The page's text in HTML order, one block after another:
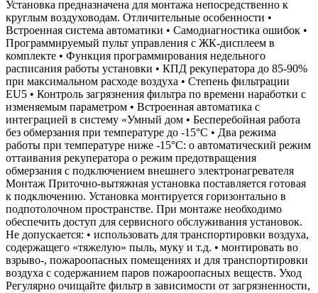
Установка предназначена для монтажа непосредственно к
круглым воздуховодам. Отличительные особенности •
Встроенная система автоматики • Самодиагностика ошибок •
Программируемый пульт управления с ЖК-дисплеем в
комплекте • Функция программирования недельного
расписания работы установки • КПД рекуператора до 85-90%
при максимальном расходе воздуха • Степень фильтрации
EU5 • Контроль загрязнения фильтра по времени наработки с
изменяемым параметром • Встроенная автоматика с
интеграцией в систему «Умный дом • Бесперебойная работа
без обмерзания при температуре до -15°С • Два режима
работы при температуре ниже -15°С: o автоматический режим
оттаивания рекуператора o режим предотвращения
обмерзания с подключением внешнего электронагревателя
Монтаж Приточно-вытяжная установка поставляется готовая
к подключению. Установка монтируется горизонтально в
подпотолочном пространстве. При монтаже необходимо
обеспечить доступ для сервисного обслуживания установок.
Не допускается: • использовать для транспортировки воздуха,
содержащего «тяжелую» пыль, муку и т.д. • монтировать во
взрыво-, пожароопасных помещениях и для транспортировки
воздуха с содержанием паров пожароопасных веществ. Уход
Регулярно очищайте фильтр в зависимости от загрязненности,